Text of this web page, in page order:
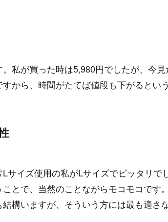
私が買った時は5,980円でしたが、今
から、時間がたてば値段も下がるとい
サイズ使用の私がLサイズでピッタリでし
とで、当然のことながらモコモコです
構いますが、そういう方には最も適さ